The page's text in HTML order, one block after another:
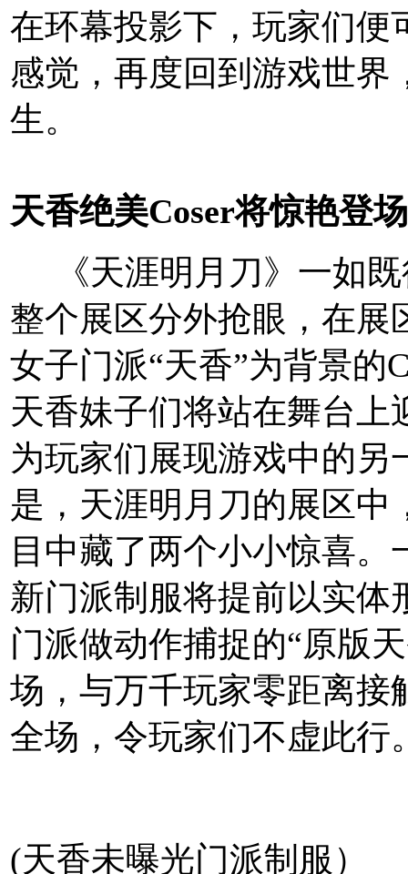
在环幕投影下，玩家们便
感觉，再度回到游戏世界
生。
天香绝美Coser将惊艳登场
《天涯明月刀》一如既
整个展区分外抢眼，在展
女子门派“天香”为背景的
天香妹子们将站在舞台上
为玩家们展现游戏中的另
是，天涯明月刀的展区中
目中藏了两个小小惊喜
新门派制服将提前以实体
门派做动作捕捉的“原版
场，与万千玩家零距离接
全场，令玩家们不虚此行
(天香未曝光门派制服）